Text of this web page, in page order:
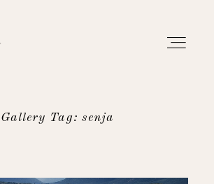
Gallery Tag: senja